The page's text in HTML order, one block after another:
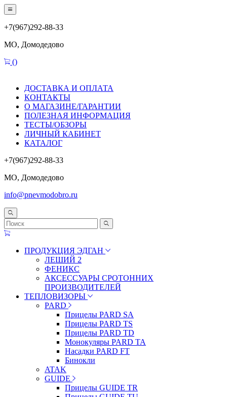
+7(967)292-88-33
МО, Домодедово
()
ДОСТАВКА И ОПЛАТА
КОНТАКТЫ
О МАГАЗИНЕ/ГАРАНТИИ
ПОЛЕЗНАЯ ИНФОРМАЦИЯ
ТЕСТЫ/ОБЗОРЫ
ЛИЧНЫЙ КАБИНЕТ
КАТАЛОГ
+7(967)292-88-33
МО, Домодедово
info@pnevmodobro.ru
ПРОДУКЦИЯ ЭДГАН
ЛЕШИЙ 2
ФЕНИКС
АКСЕССУАРЫ СРОТОННИХ
ПРОИЗВОДИТЕЛЕЙ
ТЕПЛОВИЗОРЫ
PARD
Прицелы PARD SA
Прицелы PARD TS
Прицелы PARD TD
Монокуляры PARD TA
Насадки PARD FT
Бинокли
ATAK
GUIDE
Прицелы GUIDE TR